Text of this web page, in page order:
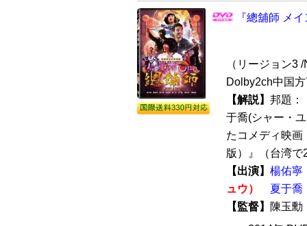
『總舖師 メ
（リージョン3
Dolby2ch中国
【解説】 邦題：
于喬(シャー・
たコメディ映画
版）』（台湾で
【出演】 楊佑寧
ュウ）
夏于喬
【監督】
陳玉